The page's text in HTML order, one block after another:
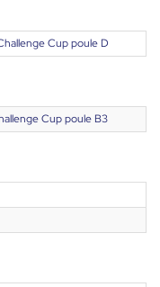
Cup poule D
Cup poule B3